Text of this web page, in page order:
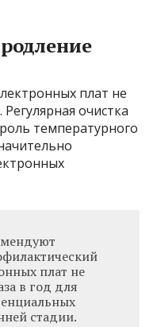
плат не
очистка
температурного
плат не
в год для
стадии.